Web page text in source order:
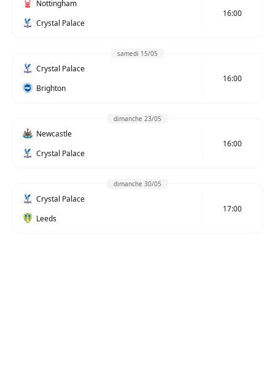
Nottingham
Crystal Palace
16:00
samedi 15/05
Crystal Palace
Brighton
16:00
dimanche 23/05
Newcastle
Crystal Palace
16:00
dimanche 30/05
Crystal Palace
Leeds
17:00